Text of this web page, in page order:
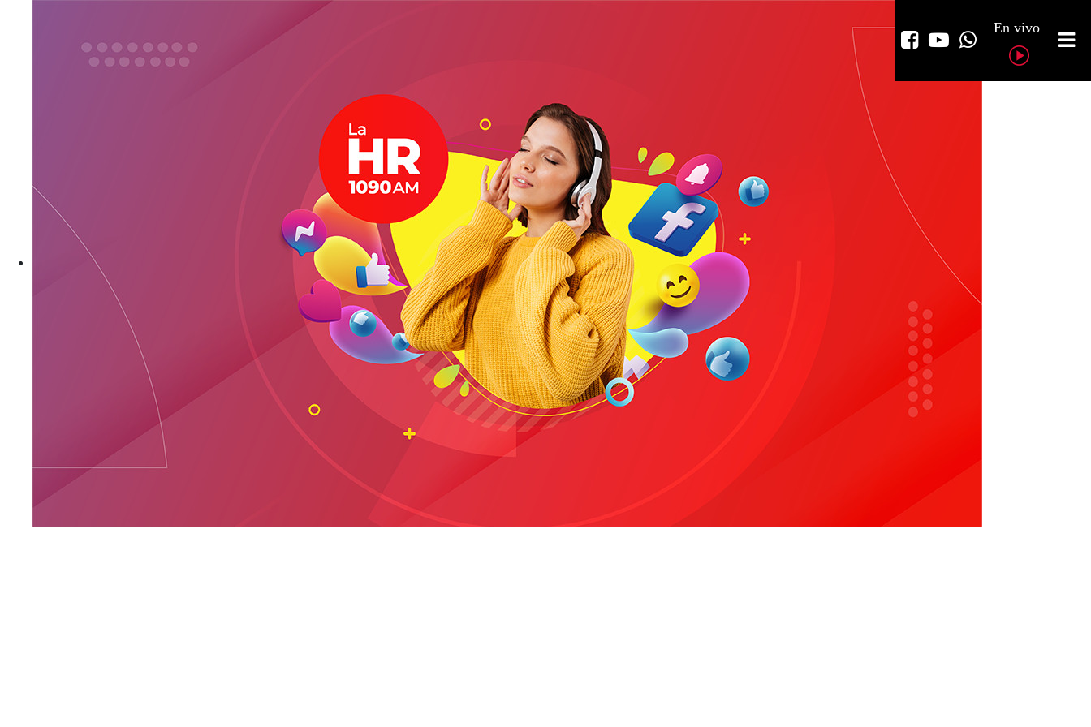
En vivo